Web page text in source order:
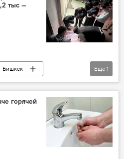
тыс —
Бишкек
Еще 1
горячей